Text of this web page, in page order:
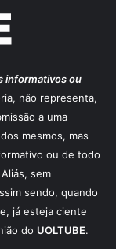
informativos ou
não representa,
a uma
mesmos, mas
ou de todo
sem
sendo, quando
já esteja ciente
do UOLTUBE.